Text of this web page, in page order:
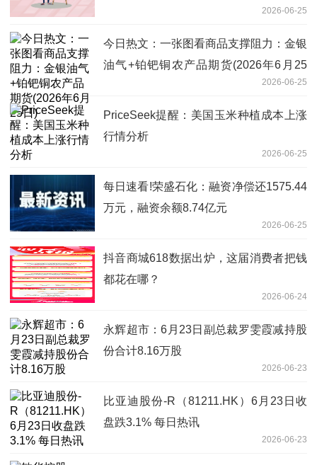
2026-06-25
今日热文：一张图看商品支撑阻力：金银
油气+铂钯铜农产品期货(2026年6月25
2026-06-25
PriceSeek提醒：美国玉米种植成本上涨
行情分析
2026-06-25
每日速看!荣盛石化：融资净偿还1575.44
万元，融资余额8.74亿元
2026-06-25
抖音商城618数据出炉，这届消费者把钱
都花在哪？
2026-06-24
永辉超市：6月23日副总裁罗雯霞减持股
份合计8.16万股
2026-06-23
比亚迪股份-R（81211.HK）6月23日收
盘跌3.1% 每日热讯
2026-06-23